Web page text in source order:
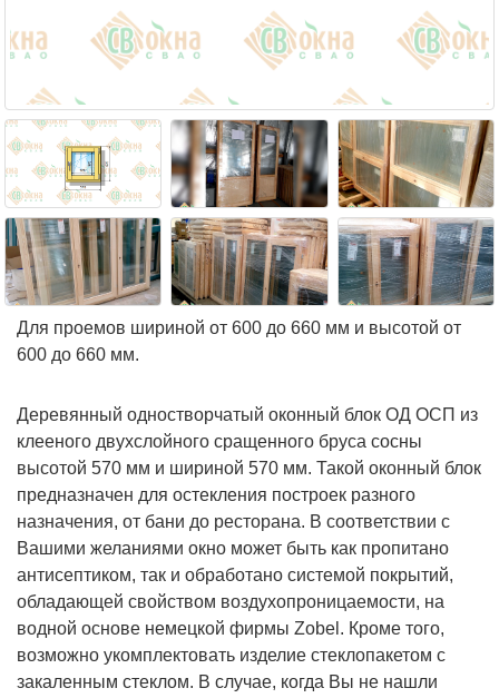
Для проемов шириной от 600 до 660 мм и высотой от
600 до 660 мм.
Деревянный одностворчатый оконный блок ОД ОСП из
клееного двухслойного сращенного бруса сосны
высотой 570 мм и шириной 570 мм. Такой оконный блок
предназначен для остекления построек разного
назначения, от бани до ресторана. В соответствии с
Вашими желаниями окно может быть как пропитано
антисептиком, так и обработано системой покрытий,
обладающей свойством воздухопроницаемости, на
водной основе немецкой фирмы Zobel. Кроме того,
возможно укомплектовать изделие стеклопакетом с
закаленным стеклом. В случае, когда Вы не нашли